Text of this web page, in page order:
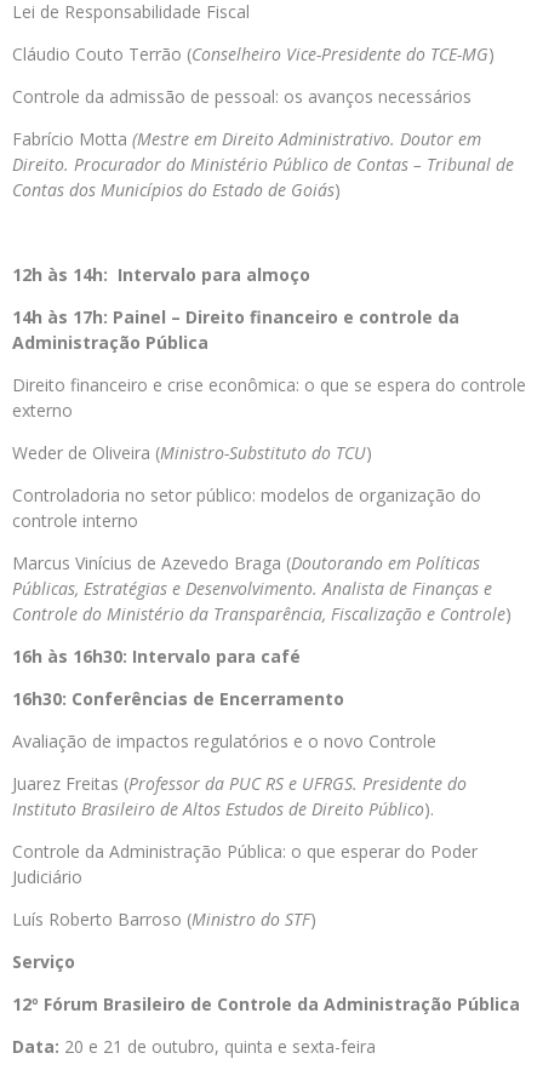
Lei de Responsabilidade Fiscal
Cláudio Couto Terrão (Conselheiro Vice-Presidente do TCE-MG)
Controle da admissão de pessoal: os avanços necessários
Fabrício Motta (Mestre em Direito Administrativo. Doutor em
Direito. Procurador do Ministério Público de Contas – Tribunal de
Contas dos Municípios do Estado de Goiás)
12h às 14h: Intervalo para almoço
14h às 17h: Painel – Direito financeiro e controle da
Administração Pública
Direito financeiro e crise econômica: o que se espera do controle
externo
Weder de Oliveira (Ministro-Substituto do TCU)
Controladoria no setor público: modelos de organização do
controle interno
Marcus Vinícius de Azevedo Braga (Doutorando em Políticas
Públicas, Estratégias e Desenvolvimento. Analista de Finanças e
Controle do Ministério da Transparência, Fiscalização e Controle)
16h às 16h30: Intervalo para café
16h30: Conferências de Encerramento
Avaliação de impactos regulatórios e o novo Controle
Juarez Freitas (Professor da PUC RS e UFRGS. Presidente do
Instituto Brasileiro de Altos Estudos de Direito Público).
Controle da Administração Pública: o que esperar do Poder
Judiciário
Luís Roberto Barroso (Ministro do STF)
Serviço
12º Fórum Brasileiro de Controle da Administração Pública
Data: 20 e 21 de outubro, quinta e sexta-feira